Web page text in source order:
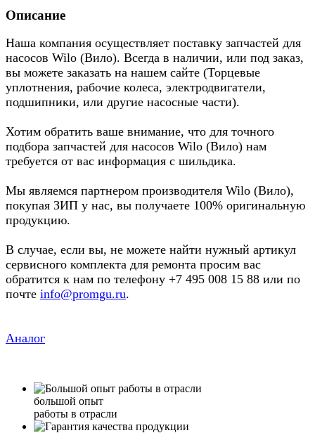
Описание
Наша компания осуществляет поставку запчастей для
насосов Wilo (Вило). Всегда в наличии, или под заказ,
вы можете заказать на нашем сайте (Торцевые
уплотнения, рабочие колеса, электродвигатели,
подшипники, или другие насосные части).
Хотим обратить ваше внимание, что для точного
подбора запчастей для насосов Wilo (Вило) нам
требуется от вас информация с шильдика.
Мы являемся партнером производителя Wilo (Вило),
покупая ЗИП у нас, вы получаете 100% оригинальную
продукцию.
В случае, если вы, не можете найти нужный артикул
сервисного комплекта для ремонта просим вас
обратится к нам по телефону +7 495 008 15 88 или по
почте info@promgu.ru.
Аналог
большой опыт
работы в отрасли